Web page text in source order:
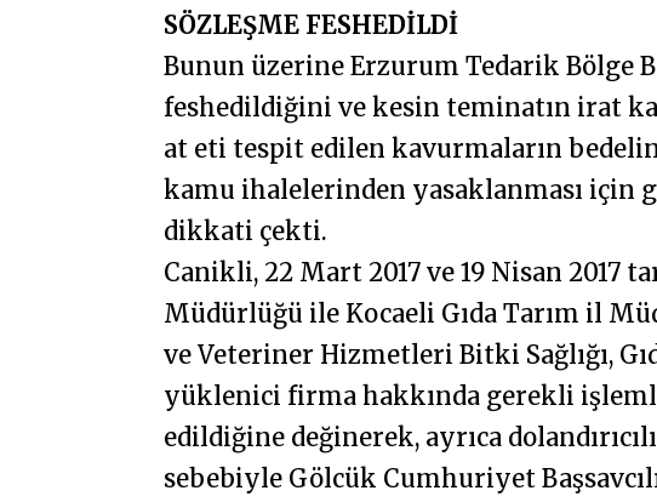
SÖZLEŞME FESHEDİLDİ
Bunun üzerine Erzurum Tedarik Bölge
feshedildiğini ve kesin teminatın irat
at eti tespit edilen kavurmaların
kamu ihalelerinden yasaklanması için
dikkati çekti.
Canikli, 22 Mart 2017 ve 19 Nisan 2017
Müdürlüğü ile Kocaeli Gıda Tarım il
ve Veteriner Hizmetleri Bitki Sağlığı,
yüklenici firma hakkında gerekli
edildiğine değinerek, ayrıca
sebebiyle Gölcük Cumhuriyet